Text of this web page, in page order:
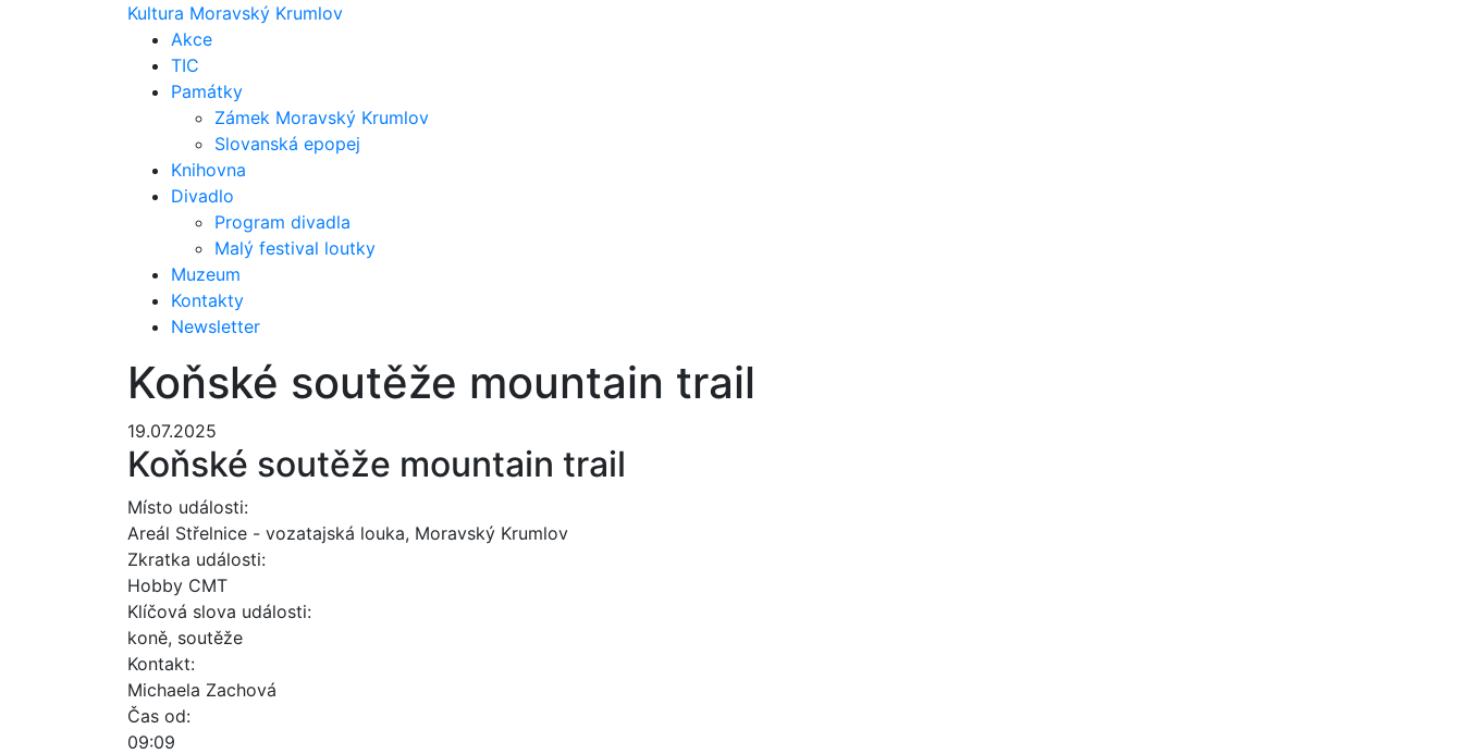
Kultura Moravský Krumlov
Akce
TIC
Památky
Zámek Moravský Krumlov
Slovanská epopej
Knihovna
Divadlo
Program divadla
Malý festival loutky
Muzeum
Kontakty
Newsletter
Koňské soutěže mountain trail
19.07.2025
Koňské soutěže mountain trail
Místo události:
Areál Střelnice - vozatajská louka, Moravský Krumlov
Zkratka události:
Hobby CMT
Klíčová slova události:
koně, soutěže
Kontakt:
Michaela Zachová
Čas od:
09:09